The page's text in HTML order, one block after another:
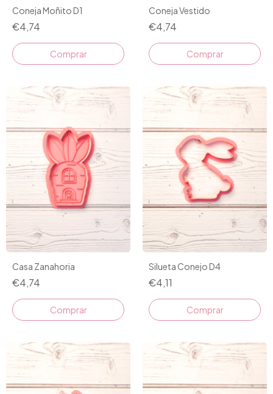
Coneja Moñito D1
€4,74
Comprar
Coneja Vestido
€4,74
Comprar
Casa Zanahoria
€4,74
Comprar
Silueta Conejo D4
€4,11
Comprar